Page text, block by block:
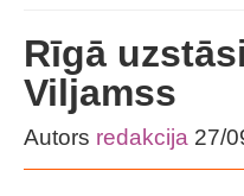
Rīgā
Viljamss
Autors redakcija 27/